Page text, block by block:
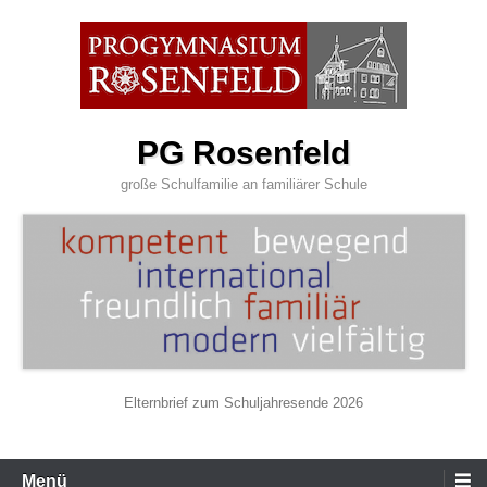
PG Rosenfeld
große Schulfamilie an familiärer Schule
Elternbrief zum Schuljahresende 2026
Primäres
Menü